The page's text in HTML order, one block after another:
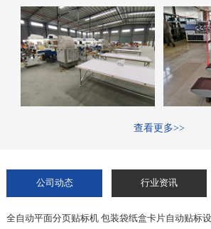
查看更多>>
公司动态 行业资讯
全自动平面分页贴标机 包装袋纸盒卡片自动贴标